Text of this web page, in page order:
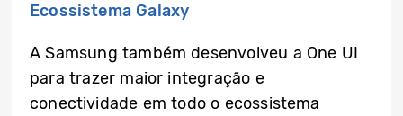
Ecossistema Galaxy
A Samsung também desenvolveu a One UI
para trazer maior integração e
conectividade em todo o ecossistema